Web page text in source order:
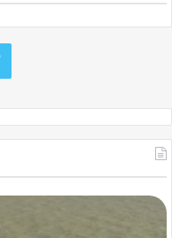
Twitter